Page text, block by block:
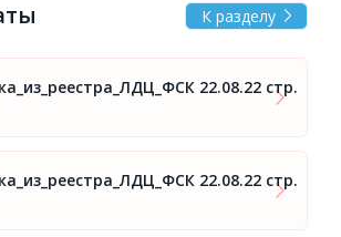
К разделу
22.08.22 стр.
22.08.22 стр.